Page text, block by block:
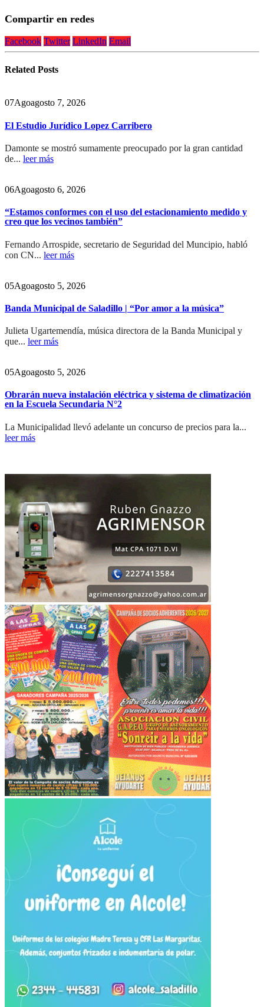
Compartir en redes
Facebook Twitter LinkedIn Email
Related Posts
07Agoagosto 7, 2026
El Estudio Jurídico Lopez Carribero
Damonte se mostró sumamente preocupado por la gran cantidad
de... leer más
06Agoagosto 6, 2026
“Estamos conformes con el uso del estacionamiento medido y
creo que los vecinos también”
Fernando Arrospide, secretario de Seguridad del Muncipio, habló
con CN... leer más
05Agoagosto 5, 2026
Banda Municipal de Saladillo | “Por amor a la música”
Julieta Ugartemendía, música directora de la Banda Municipal y
que... leer más
05Agoagosto 5, 2026
Obrarán nueva instalación eléctrica y sistema de climatización
en la Escuela Secundaria N°2
La Municipalidad llevó adelante un concurso de precios para la...
leer más